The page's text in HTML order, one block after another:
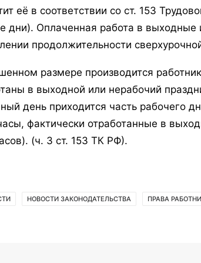
её в соответствии со ст. 153
дни). Оплаченная работа в выходные
продолжительности
размере производится
в выходной или нерабочий
день приходится часть рабочего
фактически отработанные в
(ч. 3 ст. 153 ТК РФ).
НОВОСТИ ЗАКОНОДАТЕЛЬСТВА ПРАВА